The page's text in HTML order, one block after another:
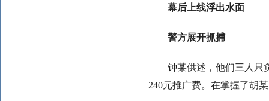
幕后上线浮出水面
警方展开抓捕
钟某供述，他们三人只
240元推广费。在掌握了胡